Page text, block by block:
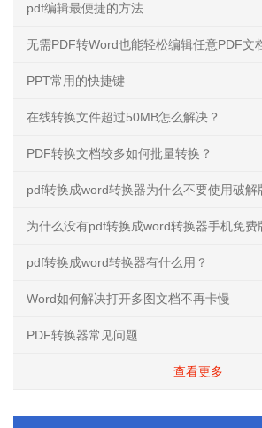
pdf编辑最便捷的方法
无需PDF转Word也能轻松编辑任意PDF文
PPT常用的快捷键
在线转换文件超过50MB怎么解决？
PDF转换文档较多如何批量转换？
pdf转换成word转换器为什么不要使用破解
为什么没有pdf转换成word转换器手机免费
pdf转换成word转换器有什么用？
Word如何解决打开多图文档不再卡慢
PDF转换器常见问题
查看更多